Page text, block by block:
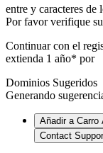
entre y caracteres de
Por favor verifique
Continuar con el
extienda 1 año* por
Dominios Sugeridos
Generando
Añadir a Carro
Contact